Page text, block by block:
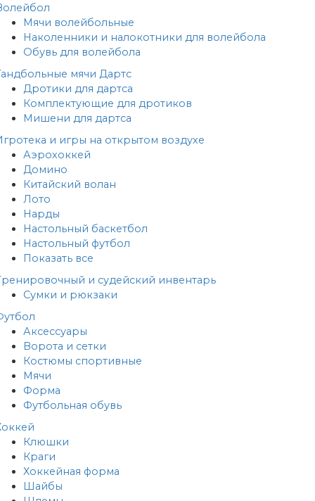
Мячи волейбольные
Наколенники и налокотники для волейбола
Обувь для волейбола
мячи Дартс
Дротики для дартса
Комплектующие для дротиков
Мишени для дартса
и игры на открытом воздухе
Аэрохоккей
Домино
Китайский волан
Лото
Нарды
Настольный баскетбол
Настольный футбол
Показать все
и судейский инвентарь
Сумки и рюкзаки
Аксессуары
Ворота и сетки
Костюмы спортивные
Мячи
Форма
Футбольная обувь
Клюшки
Краги
Хоккейная форма
Шайбы